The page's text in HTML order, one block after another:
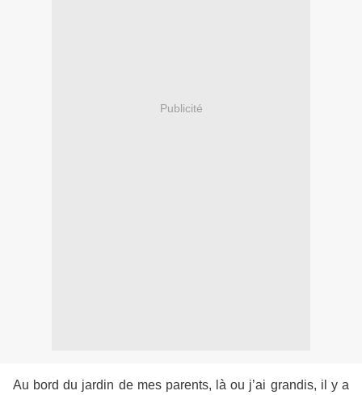
Publicité
Au bord du jardin de mes parents, là ou j’ai grandis, il y a